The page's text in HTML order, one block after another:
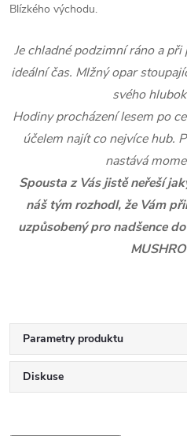
Blízkého východu.
Je chladné podzimní ráno a
ideální čas. Mlžný opar
svého
Hodiny procházení lesem po
účelem najít co nejvíce hub.
nastává
Spousta z Vás jistě neřeší
náš tým rozhodl, že Vám
uzpůsobený pro nadšence
Parametry produktu
Diskuse